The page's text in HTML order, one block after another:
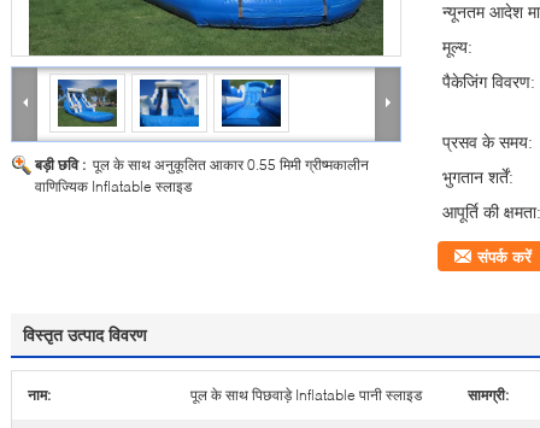
बड़ी छवि : पूल के साथ अनुकूलित आकार 0.55 मिमी ग्रीष्मकालीन
वाणिज्यिक Inflatable स्लाइड
न्यूनतम आदेश
मूल्य:
पैकेजिंग विवरण:
प्रसव के समय:
भुगतान शर्तें:
आपूर्ति की क्षमता:
संपर्क करें
विस्तृत उत्पाद विवरण
नाम: पूल के साथ पिछवाड़े Inflatable पानी स्लाइड सामग्री: